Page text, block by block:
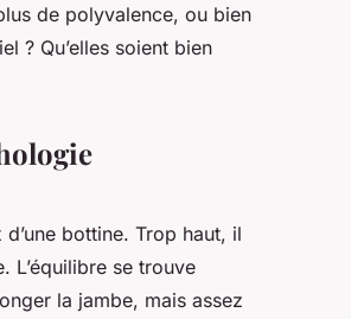
de polyvalence, ou bien
? Qu’elles soient bien
bottine. Trop haut, il
se trouve
la jambe, mais assez